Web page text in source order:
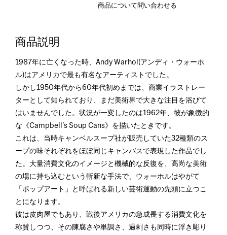
商品について問い合わせる
商品説明
1987年に亡くなった時、Andy Warhol(アンディ・ウォーホ
ル)はアメリカで最も有名なアーティストでした。
しかし1950年代から60年代初めまでは、商業イラストレー
ターとして知られており、まだ美術界で大きな注目を浴びて
はいませんでした。状況が一変したのは1962年、彼が象徴的
な《Campbell’s Soup Cans》を描いたときです。
これは、当時キャンベルスープ社が販売していた32種類のス
ープの味それぞれをほぼ同じキャンバスで表現した作品でし
た。大量消費文化のイメージと機械的な反復を、高尚な美術
の場に持ち込むという斬新な手法で、ウォーホルはやがて
「ポップアート」と呼ばれる新しい芸術運動の先頭に立つこ
とになります。
彼は皮肉屋でもあり、戦後アメリカの急成長する消費文化を
称賛しつつ、その陳腐さや単調さ、過剰さも同時に浮き彫り